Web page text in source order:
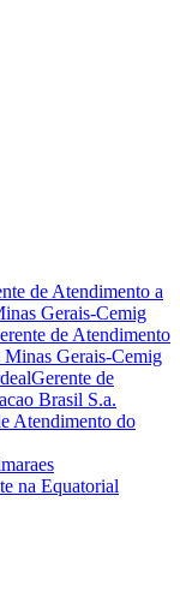
de Atendimento a
Gerais-Cemig
de Atendimento
Minas Gerais-Cemig
Gerente de
Brasil S.a.
Atendimento do
na Equatorial